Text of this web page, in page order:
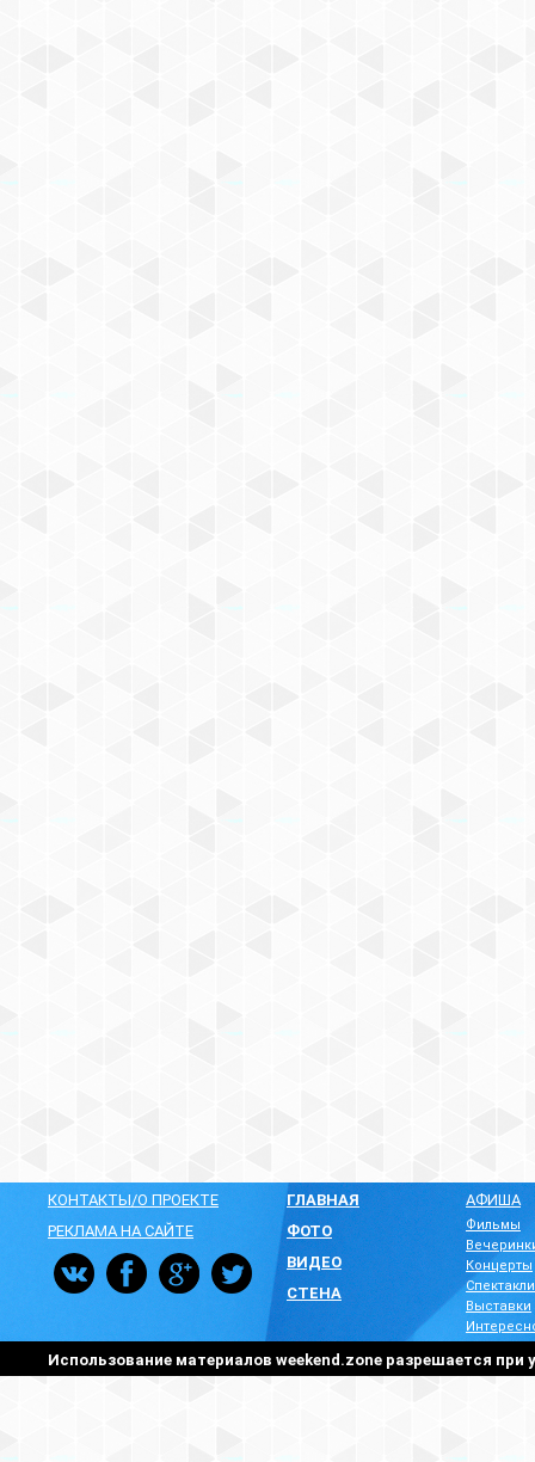
КОНТАКТЫ/О ПРОЕКТЕ
РЕКЛАМА НА САЙТЕ
ГЛАВНАЯ
ФОТО
ВИДЕО
СТЕНА
АФИША
Фильмы
Концерты
Спектакли
Выставки
Использование материалов weekend.zone разрешается